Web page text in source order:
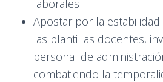
laborales
Apostar por la estabilidad
las plantillas docentes,
personal de
combatiendo la